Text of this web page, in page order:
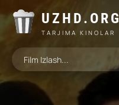
UZHD.ORG
TARJIMA KINOLAR